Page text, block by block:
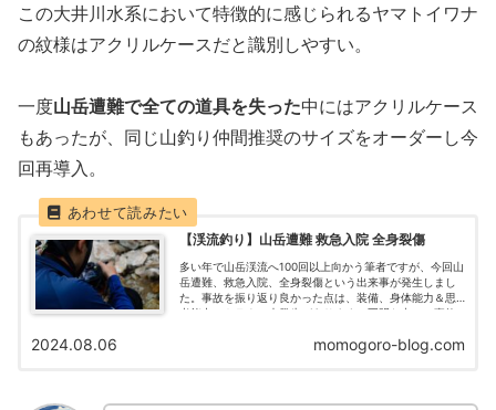
この大井川水系において特徴的に感じられるヤマトイワナ
の紋様はアクリルケースだと識別しやすい。
一度山岳遭難で全ての道具を失った中にはアクリルケース
もあったが、同じ山釣り仲間推奨のサイズをオーダーし今
回再導入。
【渓流釣り】山岳遭難 救急入院 全身裂傷
多い年で山岳渓流へ100回以上向かう筆者ですが、今回山
岳遭難、救急入院、全身裂傷という出来事が発生しまし
た。事故を振り返り良かった点は、装備、身体能力＆思
考能力、トラウマ未発生があります。不明な点は、事故
故を時系列で振り返っていく記事です。momogoro-blog.com
2024.08.06